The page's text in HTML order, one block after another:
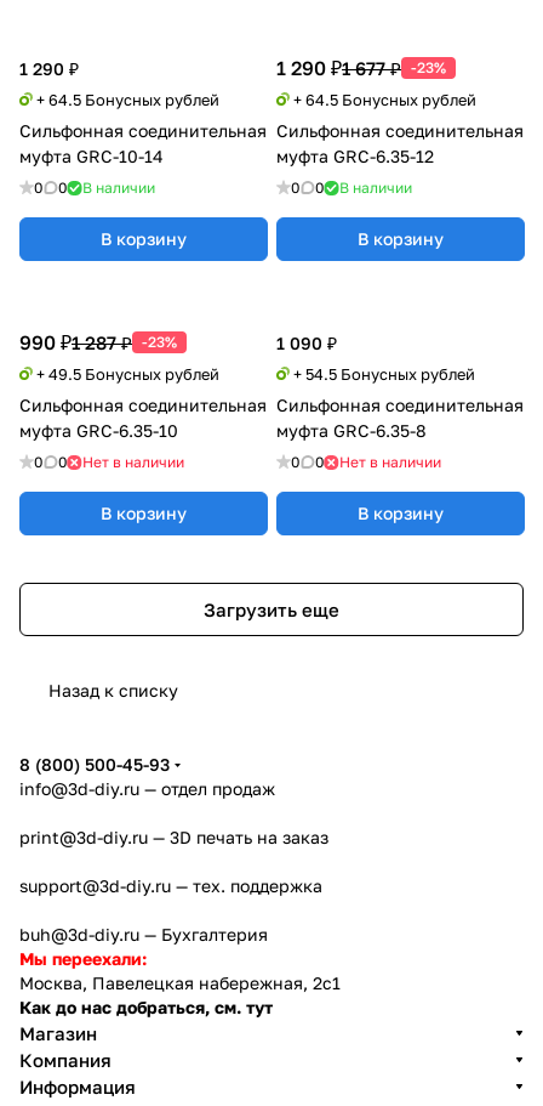
1 290 ₽
+ 64.5 Бонусных рублей
Сильфонная соединительная
муфта GRC-10-14
0 0 В наличии
В корзину
1 290 ₽1 677 ₽ -23%
+ 64.5 Бонусных рублей
Сильфонная соединительная
муфта GRC-6.35-12
0 0 В наличии
В корзину
990 ₽1 287 ₽ -23%
+ 49.5 Бонусных рублей
Сильфонная соединительная
муфта GRC-6.35-10
0 0 Нет в наличии
В корзину
1 090 ₽
+ 54.5 Бонусных рублей
Сильфонная соединительная
муфта GRC-6.35-8
0 0 Нет в наличии
В корзину
Загрузить еще
Назад к списку
8 (800) 500-45-93
info@3d-diy.ru — отдел продаж
print@3d-diy.ru — 3D печать на заказ
support@3d-diy.ru — тех. поддержка
buh@3d-diy.ru — Бухгалтерия
Мы переехали:
Москва, Павелецкая набережная, 2с1
Как до нас добраться, см. тут
Магазин
Компания
Информация